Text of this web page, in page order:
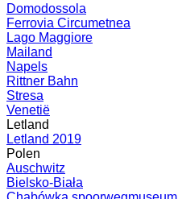
Domodossola
Ferrovia Circumetnea
Lago Maggiore
Mailand
Napels
Rittner Bahn
Stresa
Venetië
Letland
Letland 2019
Polen
Auschwitz
Bielsko-Biała